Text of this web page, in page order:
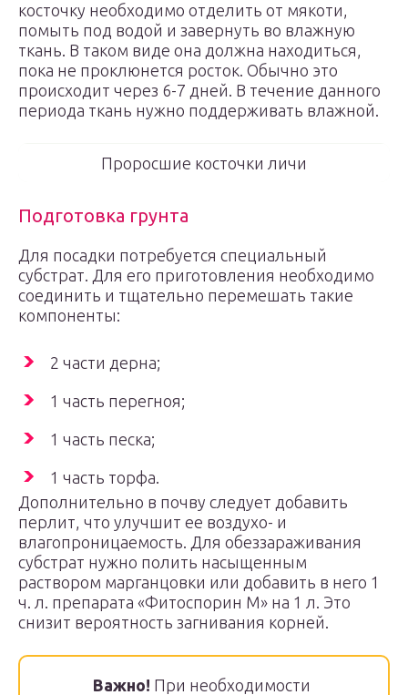
косточку необходимо отделить от мякоти,
помыть под водой и завернуть во влажную
ткань. В таком виде она должна находиться,
пока не проклюнется росток. Обычно это
происходит через 6-7 дней. В течение данного
периода ткань нужно поддерживать влажной.
Проросшие косточки личи
Подготовка грунта
Для посадки потребуется специальный
субстрат. Для его приготовления необходимо
соединить и тщательно перемешать такие
компоненты:
2 части дерна;
1 часть перегноя;
1 часть песка;
1 часть торфа.
Дополнительно в почву следует добавить
перлит, что улучшит ее воздухо- и
влагопроницаемость. Для обеззараживания
субстрат нужно полить насыщенным
раствором марганцовки или добавить в него 1
ч. л. препарата «Фитоспорин М» на 1 л. Это
снизит вероятность загнивания корней.
Важно! При необходимости